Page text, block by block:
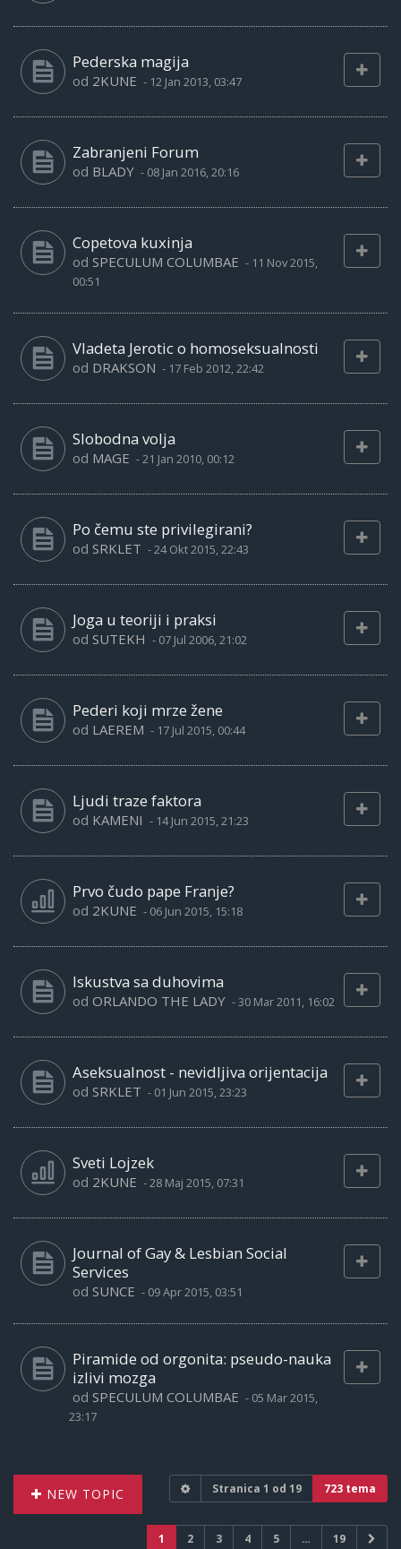
Pederska magija
od 2KUNE - 12 Jan 2013, 03:47
Zabranjeni Forum
od BLADY - 08 Jan 2016, 20:16
Copetova kuxinja
od SPECULUM COLUMBAE - 11 Nov 2015,
00:51
Vladeta Jerotic o homoseksualnosti
od DRAKSON - 17 Feb 2012, 22:42
Slobodna volja
od MAGE -21 Jan 2010, 00:12
Po čemu ste privilegirani?
od SRKLET -24 Okt 2015, 22:43
Joga u teoriji i praksi
od SUTEKH - 07 Jul 2006, 21:02
Pederi koji mrze žene
od LAEREM - 17 Jul 2015, 00:44
Ljudi traze faktora
od KAMENI - 14 Jun 2015, 21:23
Prvo čudo pape Franje?
od 2KUNE - 06 Jun 2015, 15:18
Iskustva sa duhovima
od ORLANDO THE LADY -30 Mar 2011, 16:02
Aseksualnost - nevidljiva orijentacija
od SRKLET - 01 Jun 2015, 23:23
Sveti Lojzek
od 2KUNE -28 Maj 2015, 07:31
Journal of Gay & Lesbian Social
Services
od SUNCE - 09 Apr 2015, 03:51
Piramide od orgonita: pseudo-nauka
izlivi mozga
od SPECULUM COLUMBAE - 05 Mar 2015,
23:17
NEW TOPIC Stranica 1 od 19 723 tema
1 2 3 4 5 … 19